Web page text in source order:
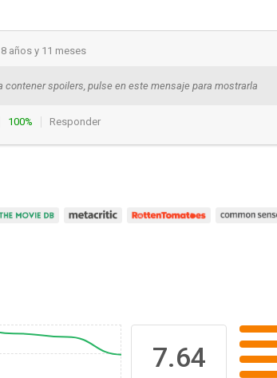
años y 11 meses
contener spoilers, pulse en este mensaje para mostrarla
100% Responder
7.64